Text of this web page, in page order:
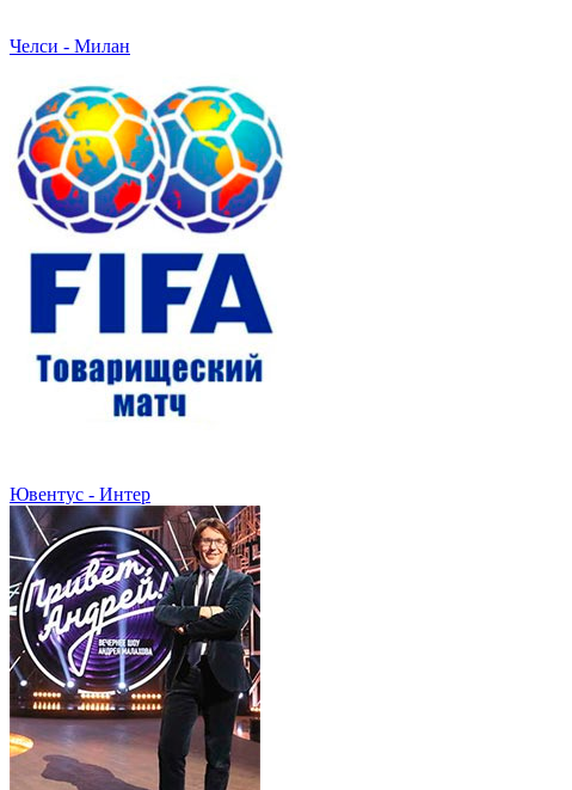
Челси - Милан
Ювентус - Интер